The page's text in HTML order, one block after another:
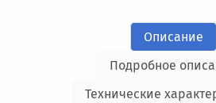
Описание
Подробное
Технические